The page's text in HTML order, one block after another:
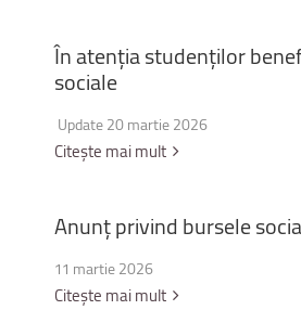
Înatențiastudenților
sociale
Update 20 martie 2026
Citește mai mult
Anunțprivindbursele
11 martie 2026
Citește mai mult